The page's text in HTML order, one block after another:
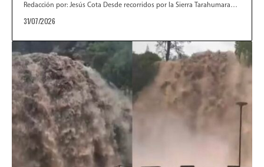
Redacción por: Jesús Cota Desde recorridos por la Sierra Tarahumara…
31/07/2026